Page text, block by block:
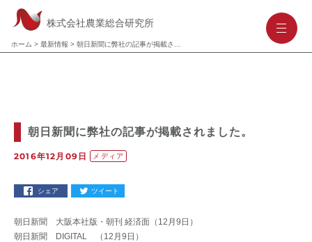
株式会社農業総合研究所
ホーム > 最新情報 >
--
朝日新聞に弊社の記事が掲載されました。
2016年12月09日 メディア
シェア ツイート
朝日新聞 大阪本社版・朝刊 経済面（12月9日）
朝日新聞 DIGITAL （12月9日）